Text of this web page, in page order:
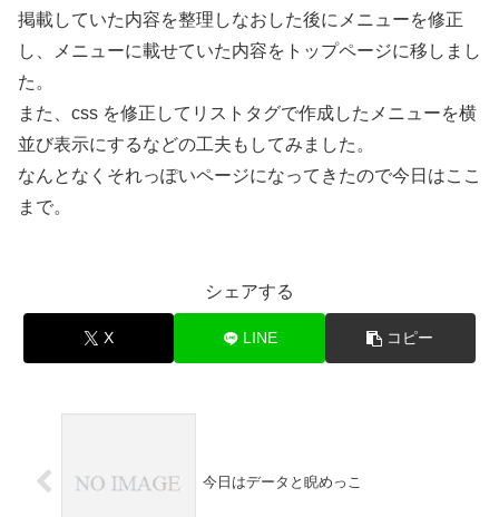
掲載していた内容を整理しなおした後にメニューを修正
し、メニューに載せていた内容をトップページに移しまし
た。
また、css を修正してリストタグで作成したメニューを横
並び表示にするなどの工夫もしてみました。
なんとなくそれっぽいページになってきたので今日はここ
まで。
シェアする
X LINE コピー
今日はデータと睨めっこ